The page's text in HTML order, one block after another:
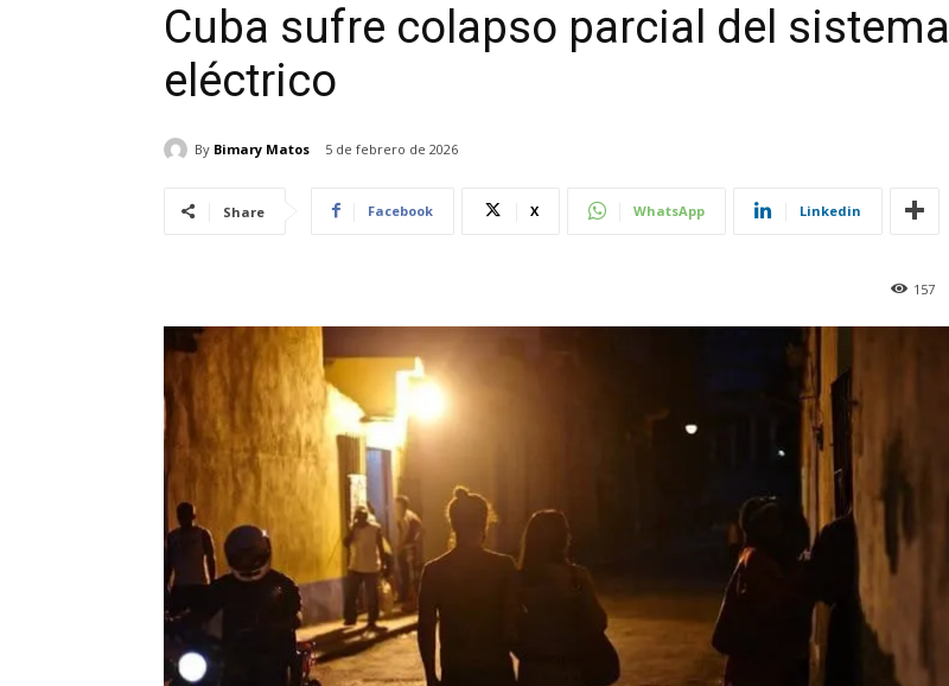
Cuba sufre colapso parcial del sistema
eléctrico
By Bimary Matos 5 de febrero de 2026
Share Facebook X WhatsApp Linkedin
157